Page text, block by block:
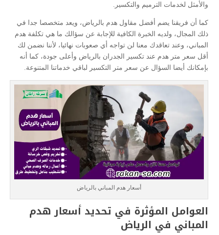
والأمثل لخدمات الترميم والتكسير.
كما أن فريقنا يضم أفضل مقاول هدم بالرياض، ويعد متخصصا جدا في
ذلك المجال، ولديه الخبرة الكافية للإجابة عن سؤالك ما هي تكلفة هدم
المباني، وعند تعاقدك معنا لن تواجه أي صعوبات نهائيا، لأننا نضمن لك
أقل سعر متر هدم عند تكسير الجدران بالرياض وأعلى جودة، كما أنه
بإمكانك أيضا السؤال عن سعر متر التكسير لباقي خدماتنا المتنوعة.
أسعار هدم المباني بالرياض
العوامل المؤثرة في تحديد أسعار هدم
المباني في الرياض